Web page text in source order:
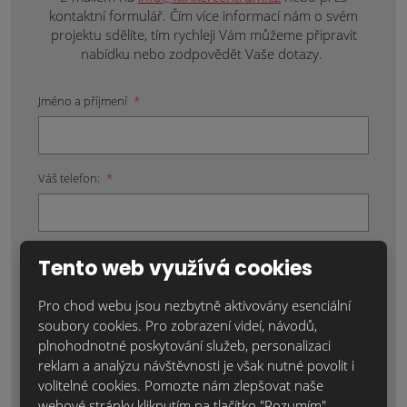
kontaktní formulář. Čím více informací nám o svém
projektu sdělíte, tím rychleji Vám můžeme připravit
nabídku nebo zodpovědět Vaše dotazy.
Jméno a příjmení *
Váš telefon: *
Místo realizace: *
Tento web využívá cookies
Pro chod webu jsou nezbytně aktivovány esenciální
soubory cookies. Pro zobrazení videí, návodů,
plnohodnotné poskytování služeb, personalizaci
reklam a analýzu návštěvnosti je však nutné povolit i
volitelné cookies. Pomozte nám zlepšovat naše